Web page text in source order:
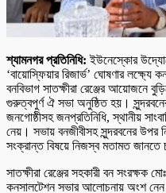
শ্যামনগর প্রতিনিধি: ইউনেস্কোর উদ্যোগে
‘বায়োস্ফিয়ার রিজার্ভ’ ঘোষণার
বনবিভাগ সাতক্ষীরা রেঞ্জের আয়োজনে
গুরুত্বপুর্ণ ঐ সভা অনুষ্ঠিত হয়।
জনগোষ্ঠীসহ জনপ্রতিনিধি, স্থানীয়
নেয়। সভায় বনজীবীসহ সুন্দরবনের উপর
সংক্রান্ত বিষয়ে নিজস্ব মতামত জানতে
সাতক্ষীরা রেঞ্জের সহকারী বন সংরক্ষক
কনসালটেশন সভার আলোচনায় অংশ